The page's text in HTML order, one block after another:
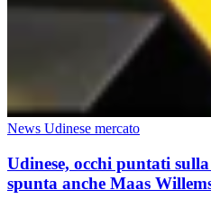
News Udinese mercato
Udinese, occhi puntati
spunta anche Maas